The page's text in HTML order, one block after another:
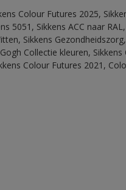
Colour Futures 2025,
5051, Sikkens ACC naar
Sikkens
Collectie kleuren,
Colour Futures 2021,